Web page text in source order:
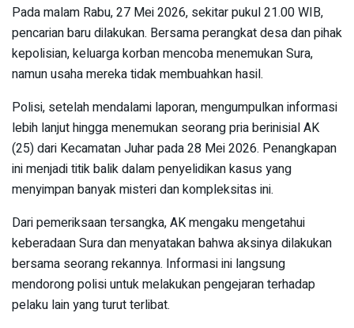
Pada malam Rabu, 27 Mei 2026, sekitar pukul 21.00 WIB,
pencarian baru dilakukan. Bersama perangkat desa dan pihak
kepolisian, keluarga korban mencoba menemukan Sura,
namun usaha mereka tidak membuahkan hasil.
Polisi, setelah mendalami laporan, mengumpulkan informasi
lebih lanjut hingga menemukan seorang pria berinisial AK
(25) dari Kecamatan Juhar pada 28 Mei 2026. Penangkapan
ini menjadi titik balik dalam penyelidikan kasus yang
menyimpan banyak misteri dan kompleksitas ini.
Dari pemeriksaan tersangka, AK mengaku mengetahui
keberadaan Sura dan menyatakan bahwa aksinya dilakukan
bersama seorang rekannya. Informasi ini langsung
mendorong polisi untuk melakukan pengejaran terhadap
pelaku lain yang turut terlibat.